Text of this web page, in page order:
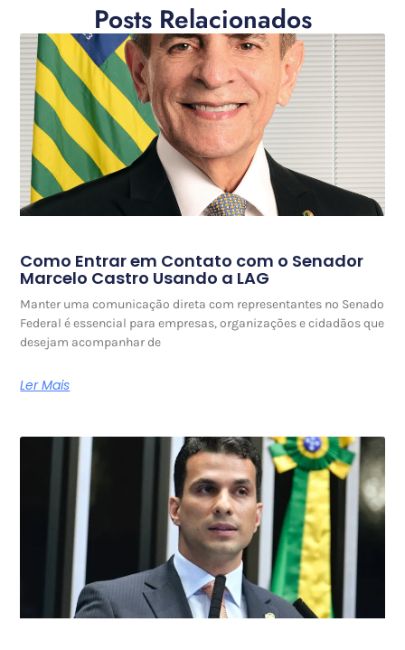
Posts Relacionados
Como Entrar em Contato com o Senador
Marcelo Castro Usando a LAG
Manter uma comunicação direta com representantes no Senado
Federal é essencial para empresas, organizações e cidadãos que
desejam acompanhar de
Ler Mais